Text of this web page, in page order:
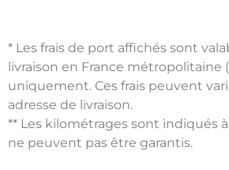
* Les frais de port affichés sont
livraison en France métropolitaine
uniquement. Ces frais peuvent
adresse de livraison.
** Les kilométrages sont indiqués
ne peuvent pas être garantis.